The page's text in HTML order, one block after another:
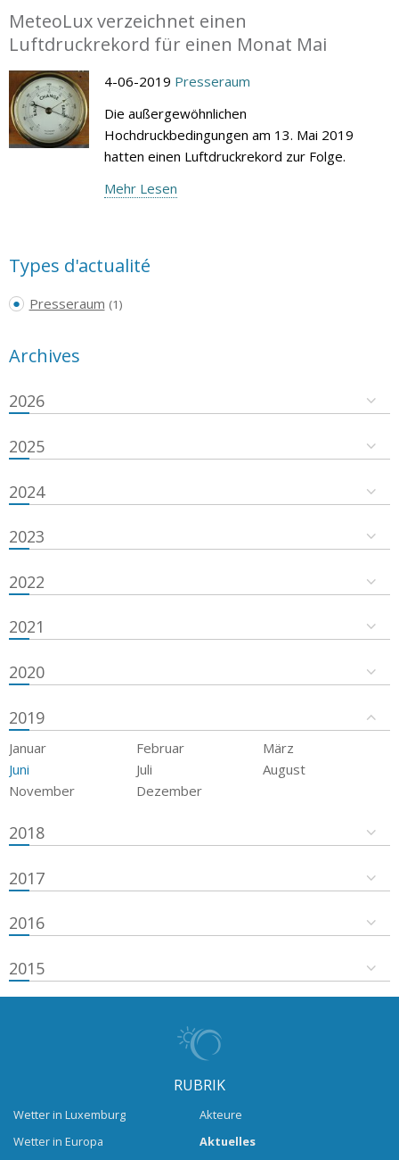
MeteoLux verzeichnet einen
Luftdruckrekord für einen Monat Mai
4-06-2019 Presseraum
Die außergewöhnlichen
Hochdruckbedingungen am 13. Mai 2019
hatten einen Luftdruckrekord zur Folge.
Mehr Lesen
Types d'actualité
Presseraum (1)
Archives
2026
2025
2024
2023
2022
2021
2020
2019
Januar Februar
März
Juni
Juli
August
November
Dezember
2018
2017
2016
2015
RUBRIK
Wetter in Luxemburg
Wetter in Europa
Akteure
Aktuelles